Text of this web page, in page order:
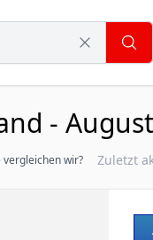
-
vergleichen wir? Zuletzt